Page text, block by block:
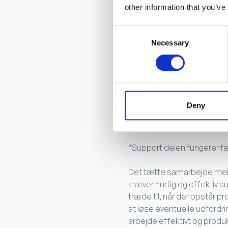
other information that
Necessary
Deny
brugervenlighed og
ændringer er sporbare og
uden risikoen for at
"Det er kritisk når
bekymre os om, om det
En
“Support delen fungerer
Det tætte samarbejde
kræver hurtig og effektiv
træde til, når der opstår
at løse eventuelle
arbejde effektivt og